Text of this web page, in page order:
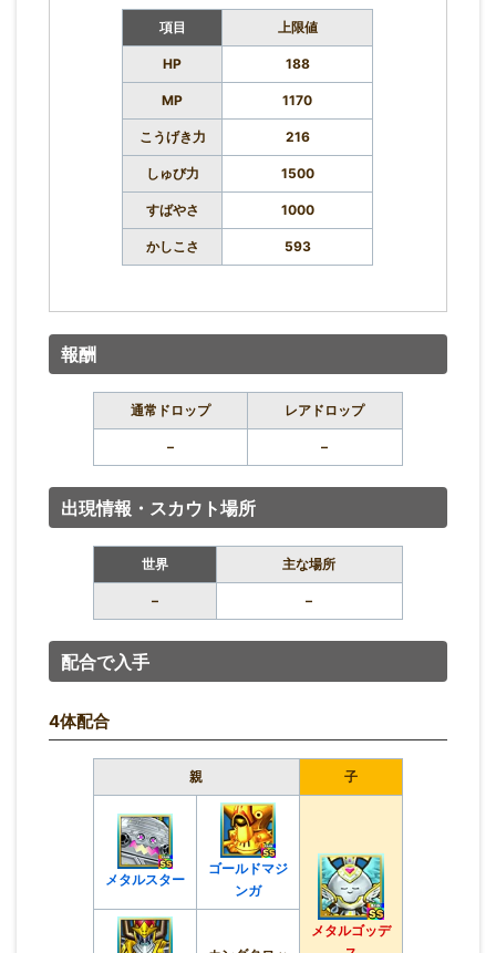
項目 上限値
HP 188
MP 1170
こうげき力 216
しゅび力 1500
すばやさ 1000
かしこさ 593
報酬
通常ドロップ レアドロップ
– –
出現情報・スカウト場所
世界 主な場所
– –
配合で入手
4体配合
親 子
メタルスター
ゴールドマジ
ンガ
メタルゴッデ